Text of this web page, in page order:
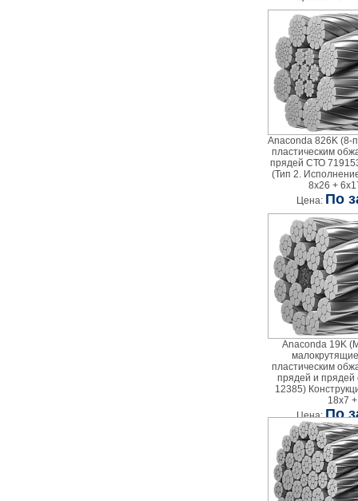
Anaconda 826K (8-
пластическим
прядей СТО
(Тип 2.
8х26 +
Цена: По
Anaconda 19K
пластическим
прядей и прядей
12385)
18х7
Цена:По